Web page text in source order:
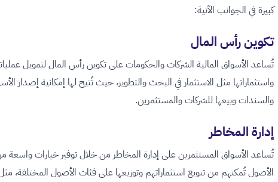
كبيرة في الجوانب الآتية:
تكوين رأس المال
تُساعد الأسواق المالية الشركات والحكومات على تكوين رأس المال لتمويل
واستثماراتها مثل الاستثمار في البحث والتطوير، حيث تُتيح لها إمكانية إصدار
والسندات وبيعها للشركات والمستثمرين.
إدارة المخاطر
تُساعد الأسواق المستثمرين على إدارة المخاطر من خلال توفير خيارات واسعة
الأصول تُمكنهم من تنويع استثماراتهم وتوزيعها على فئات الأصول المختلفة،